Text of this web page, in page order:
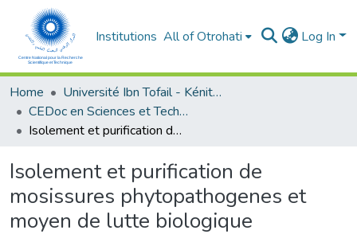
Institutions All of Otrohati Log In
Home
Université Ibn Tofail - Kénitra
CEDoc en Sciences et Techniques et Sciences Médicales (CED - STSM)
Isolement et purification de mosissures phytopathogenes et moyen de lutte biologique
Isolement et purification de
mosissures phytopathogenes et
moyen de lutte biologique